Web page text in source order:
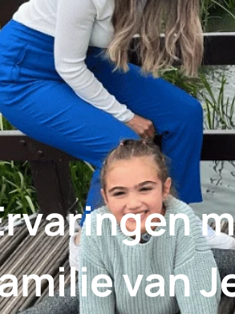
van